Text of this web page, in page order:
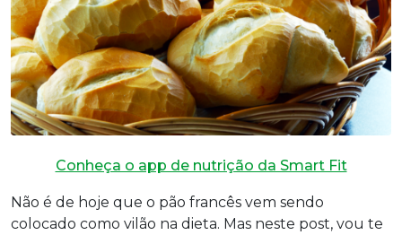
Conheça o app de nutrição da Smart Fit
Não é de hoje que o pão francês vem sendo
colocado como vilão na dieta. Mas neste post, vou te